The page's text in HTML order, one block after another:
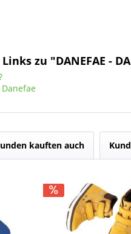
zu "DANEFAE -
kauften auch